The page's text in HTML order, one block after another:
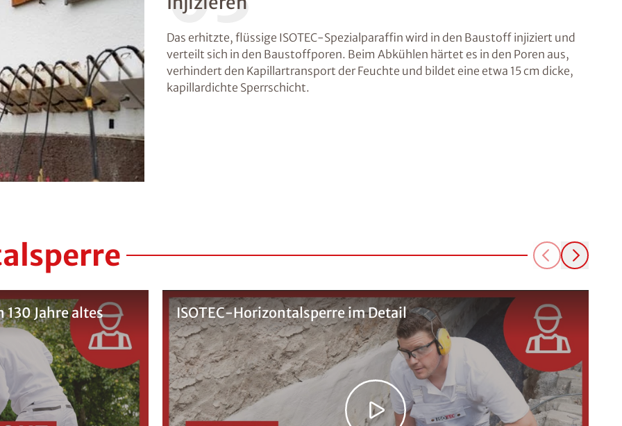
Das erhitzte, flüssige ISOTEC-Spezialparaffin wird in den Baustoff injiziert und
verteilt sich in den Baustoffporen. Beim Abkühlen härtet es in den Poren aus,
verhindert den Kapillartransport der Feuchte und bildet eine etwa 15 cm dicke,
kapillardichte Sperrschicht.
130 Jahre altes
ISOTEC-Horizontalsperre im Detail